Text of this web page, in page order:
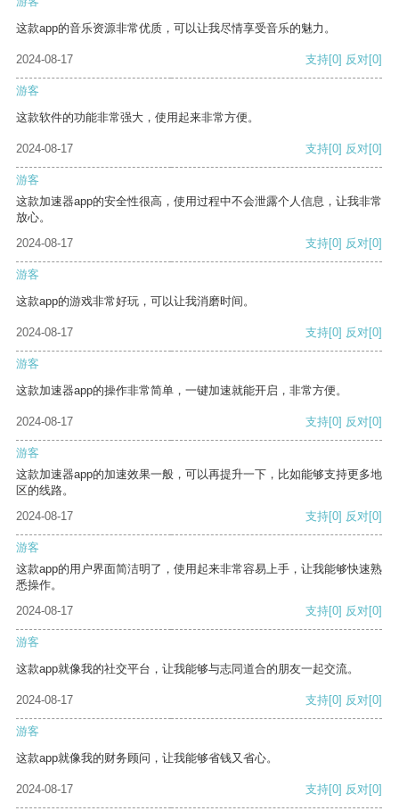
这款app的音乐资源非常优质，可以让我尽情享受音乐的魅力。
2024-08-17 支持[0] 反对[0]
游客
这款软件的功能非常强大，使用起来非常方便。
2024-08-17 支持[0] 反对[0]
游客
这款加速器app的安全性很高，使用过程中不会泄露个人信息，让我非常
放心。
2024-08-17
支持[0] 反对[0]
游客
这款app的游戏非常好玩，可以让我消磨时间。
2024-08-17 支持[0] 反对[0]
游客
这款加速器app的操作非常简单，一键加速就能开启，非常方便。
2024-08-17 支持[0] 反对[0]
游客
这款加速器app的加速效果一般，可以再提升一下，比如能够支持更多地
区的线路。
2024-08-17
支持[0] 反对[0]
游客
这款app的用户界面简洁明了，使用起来非常容易上手，让我能够快速熟
悉操作。
2024-08-17
支持[0] 反对[0]
游客
这款app就像我的社交平台，让我能够与志同道合的朋友一起交流。
2024-08-17 支持[0] 反对[0]
游客
这款app就像我的财务顾问，让我能够省钱又省心。
2024-08-17 支持[0] 反对[0]